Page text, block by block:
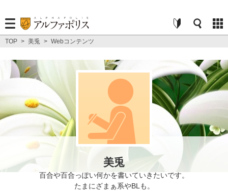
TOP > 美兎 > Webコンテンツ
美兎
百合や百合っぽい何かを書いていきたいです。
たまにざまぁ系やBLも。